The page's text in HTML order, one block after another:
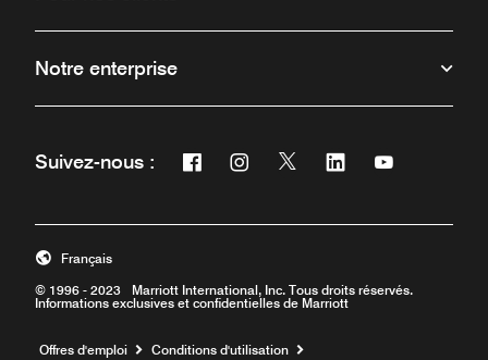
Notre enterprise
Suivez-nous : Facebook
Ouvre une nouvelle fenêtre
Instagram
Ouvre une nouvelle fenêtre
Twitter
Ouvre une nouvelle
Linkedin
Ouvre uneOuvre une
© 1996 - 2023 Marriott International, Inc. Tous droits réservés.
Informations exclusives et confidentielles de Marriott
Français
Offres d'emploi Ouvre une nouvelle fenêtre
Conditions d'utilisation